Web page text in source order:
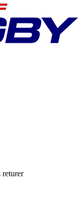
returer